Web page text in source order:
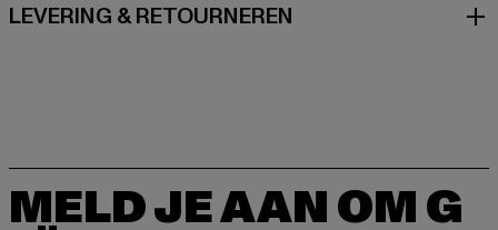
LEVERING & RETOURNEREN
MELD JE AAN OM G